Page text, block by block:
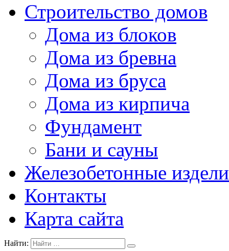
Строительство домов
Дома из блоков
Дома из бревна
Дома из бруса
Дома из кирпича
Фундамент
Бани и сауны
Железобетонные
Контакты
Карта сайта
Найти: